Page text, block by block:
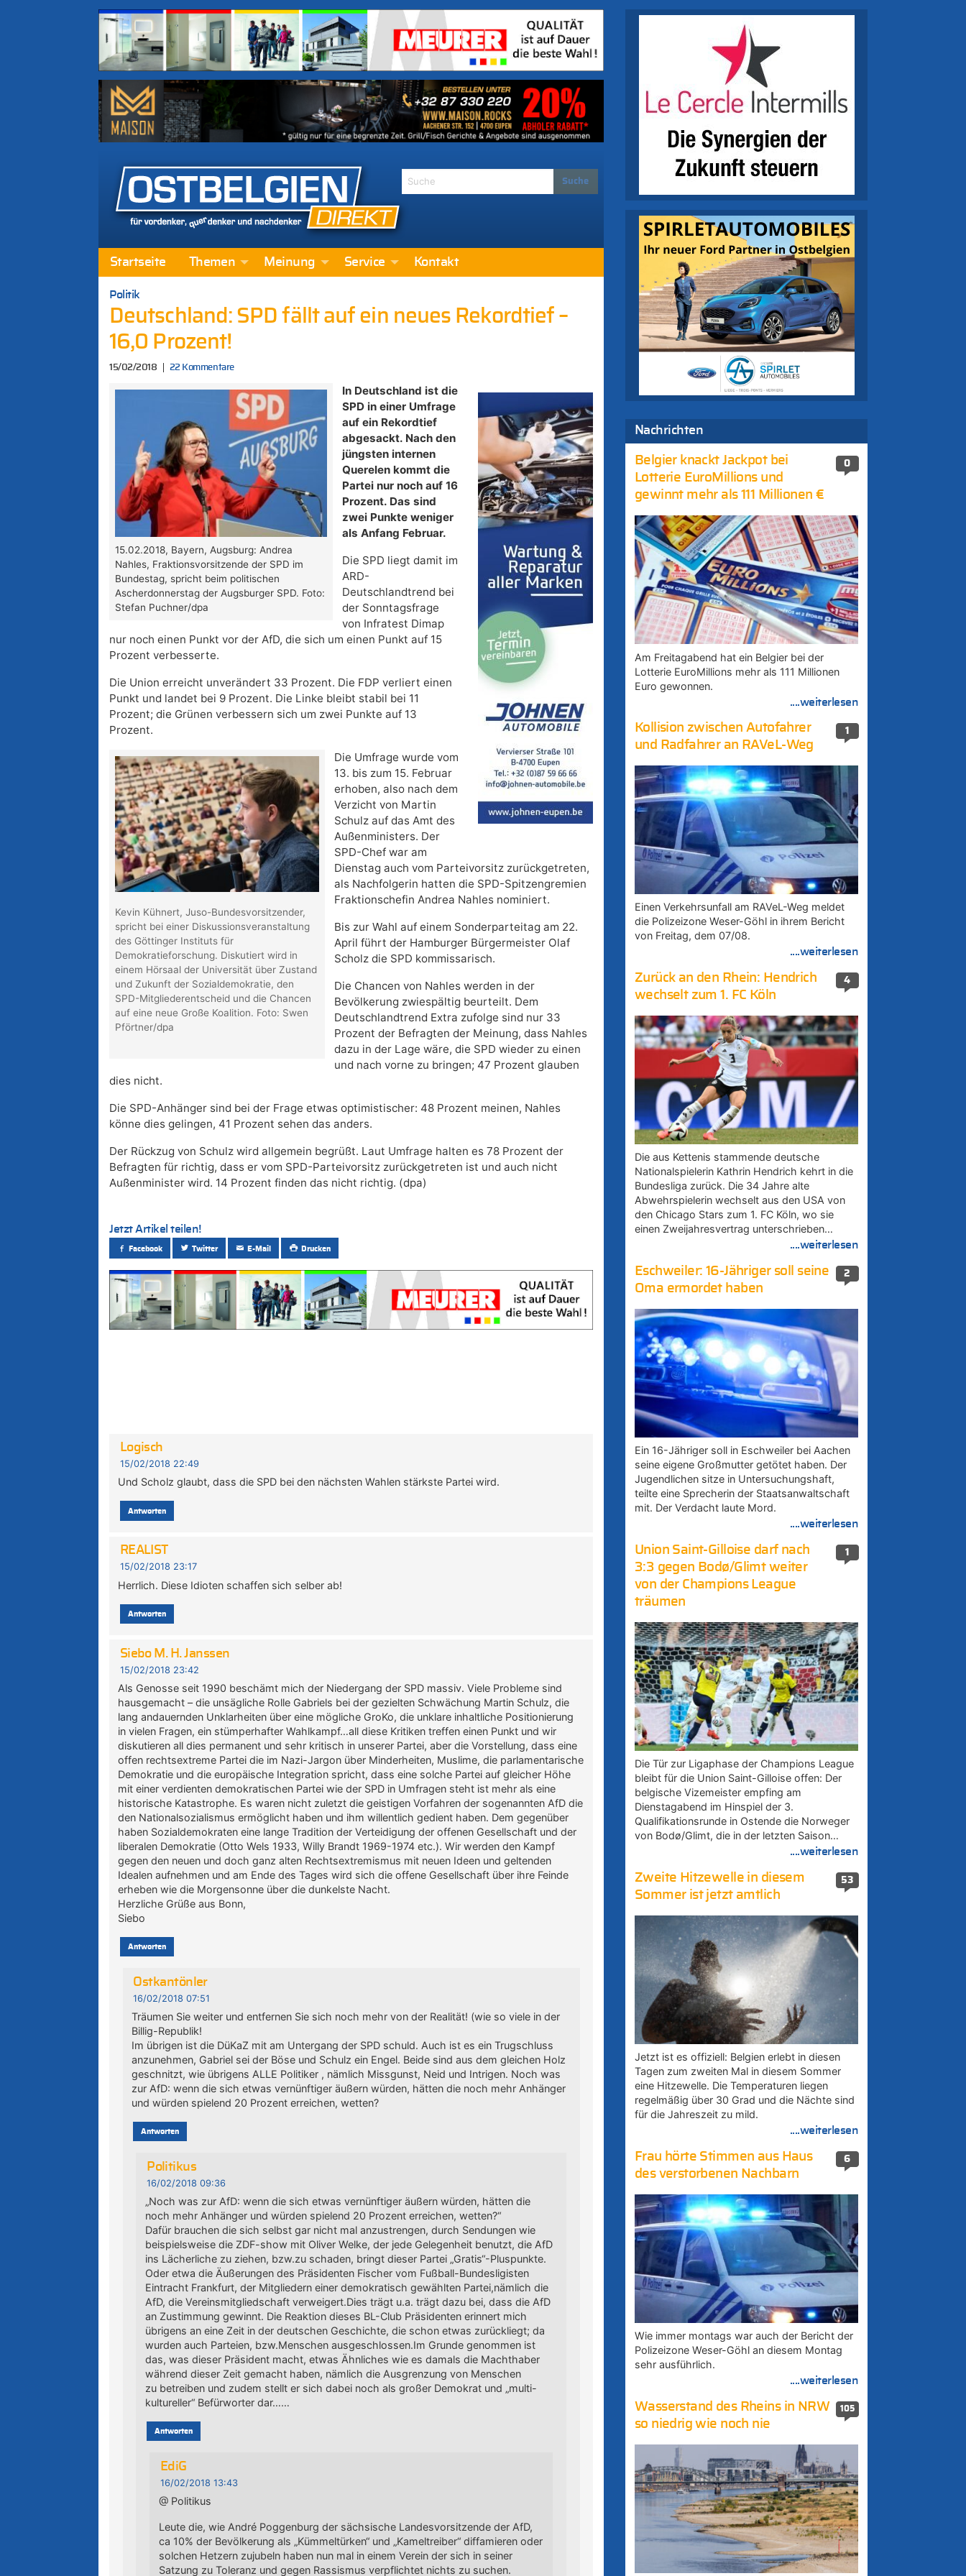
Startseite Themen Meinung Service Kontakt
Politik
Deutschland: SPD fällt auf ein neues Rekordtief –
16,0 Prozent!
15/02/2018 22 Kommentare
15.02.2018, Bayern, Augsburg: Andrea
Nahles, Fraktionsvorsitzende der SPD im
Bundestag, spricht beim politischen
Ascherdonnerstag der Augsburger SPD. Foto:
Stefan Puchner/dpa
In Deutschland ist die
SPD in einer Umfrage
auf ein Rekordtief
abgesackt. Nach den
jüngsten internen
Querelen kommt die
Partei nur noch auf 16
Prozent. Das sind
zwei Punkte weniger
als Anfang Februar.
Die SPD liegt damit im
ARD-
Deutschlandtrend bei
der Sonntagsfrage
von Infratest Dimap
nur noch einen Punkt vor der AfD, die sich um einen Punkt auf 15
Prozent verbesserte.
Die Union erreicht unverändert 33 Prozent. Die FDP verliert einen
Punkt und landet bei 9 Prozent. Die Linke bleibt stabil bei 11
Prozent; die Grünen verbessern sich um zwei Punkte auf 13
Prozent.
Kevin Kühnert, Juso-Bundesvorsitzender,
spricht bei einer Diskussionsveranstaltung
des Göttinger Instituts für
Demokratieforschung. Diskutiert wird in
einem Hörsaal der Universität über Zustand
und Zukunft der Sozialdemokratie, den
SPD-Mitgliederentscheid und die Chancen
auf eine neue Große Koalition. Foto: Swen
Pförtner/dpa
Die Umfrage wurde vom
13. bis zum 15. Februar
erhoben, also nach dem
Verzicht von Martin
Schulz auf das Amt des
Außenministers. Der
SPD-Chef war am
Dienstag auch vom Parteivorsitz zurückgetreten,
als Nachfolgerin hatten die SPD-Spitzengremien
Fraktionschefin Andrea Nahles nominiert.
Bis zur Wahl auf einem Sonderparteitag am 22.
April führt der Hamburger Bürgermeister Olaf
Scholz die SPD kommissarisch.
Die Chancen von Nahles werden in der
Bevölkerung zwiespältig beurteilt. Dem
Deutschlandtrend Extra zufolge sind nur 33
Prozent der Befragten der Meinung, dass Nahles
dazu in der Lage wäre, die SPD wieder zu einen
und nach vorne zu bringen; 47 Prozent glauben
dies nicht.
Die SPD-Anhänger sind bei der Frage etwas optimistischer: 48 Prozent meinen, Nahles
könne dies gelingen, 41 Prozent sehen das anders.
Der Rückzug von Schulz wird allgemein begrüßt. Laut Umfrage halten es 78 Prozent der
Befragten für richtig, dass er vom SPD-Parteivorsitz zurückgetreten ist und auch nicht
Außenminister wird. 14 Prozent finden das nicht richtig. (dpa)
Jetzt Artikel teilen!
Facebook Twitter E-Mail Drucken
Logisch
15/02/2018 22:49
Und Scholz glaubt, dass die SPD bei den nächsten Wahlen stärkste Partei wird.
Antworten
REALIST
15/02/2018 23:17
Herrlich. Diese Idioten schaffen sich selber ab!
Antworten
Siebo M. H. Janssen
15/02/2018 23:42
Als Genosse seit 1990 beschämt mich der Niedergang der SPD massiv. Viele Probleme sind
hausgemacht – die unsägliche Rolle Gabriels bei der gezielten Schwächung Martin Schulz, die
lang andauernden Unklarheiten über eine mögliche GroKo, die unklare inhaltliche Positionierung
in vielen Fragen, ein stümperhafter Wahlkampf…all diese Kritiken treffen einen Punkt und wir
diskutieren all dies permanent und sehr kritisch in unserer Partei, aber die Vorstellung, dass eine
offen rechtsextreme Partei die im Nazi-Jargon über Minderheiten, Muslime, die parlamentarische
Demokratie und die europäische Integration spricht, dass eine solche Partei auf gleicher Höhe
mit einer verdienten demokratischen Partei wie der SPD in Umfragen steht ist mehr als eine
historische Katastrophe. Es waren nicht zuletzt die geistigen Vorfahren der sogenannten AfD die
den Nationalsozialismus ermöglicht haben und ihm willentlich gedient haben. Dem gegenüber
haben Sozialdemokraten eine lange Tradition der Verteidigung der offenen Gesellschaft und der
liberalen Demokratie (Otto Wels 1933, Willy Brandt 1969-1974 etc.). Wir werden den Kampf
gegen den neuen und doch ganz alten Rechtsextremismus mit neuen Ideen und geltenden
Idealen aufnehmen und am Ende des Tages wird sich die offene Gesellschaft über ihre Feinde
erheben wie die Morgensonne über die dunkelste Nacht.
Herzliche Grüße aus Bonn,
Siebo
Antworten
Ostkantönler
16/02/2018 07:51
Träumen Sie weiter und entfernen Sie sich noch mehr von der Realität! (wie so viele in der
Billig-Republik!
Im übrigen ist die DüKaZ mit am Untergang der SPD schuld. Auch ist es ein Trugschluss
anzunehmen, Gabriel sei der Böse und Schulz ein Engel. Beide sind aus dem gleichen Holz
geschnitzt, wie übrigens ALLE Politiker , nämlich Missgunst, Neid und Intrigen. Noch was
zur AfD: wenn die sich etwas vernünftiger äußern würden, hätten die noch mehr Anhänger
und würden spielend 20 Prozent erreichen, wetten?
Antworten
Politikus
16/02/2018 09:36
„Noch was zur AfD: wenn die sich etwas vernünftiger äußern würden, hätten die
noch mehr Anhänger und würden spielend 20 Prozent erreichen, wetten?“
Dafür brauchen die sich selbst gar nicht mal anzustrengen, durch Sendungen wie
beispielsweise die ZDF-show mit Oliver Welke, der jede Gelegenheit benutzt, die AfD
ins Lächerliche zu ziehen, bzw.zu schaden, bringt dieser Partei „Gratis“-Pluspunkte.
Oder etwa die Äußerungen des Präsidenten Fischer vom Fußball-Bundesligisten
Eintracht Frankfurt, der Mitgliedern einer demokratisch gewählten Partei,nämlich die
AfD, die Vereinsmitgliedschaft verweigert.Dies trägt u.a. trägt dazu bei, dass die AfD
an Zustimmung gewinnt. Die Reaktion dieses BL-Club Präsidenten erinnert mich
übrigens an eine Zeit in der deutschen Geschichte, die schon etwas zurückliegt; da
wurden auch Parteien, bzw.Menschen ausgeschlossen.Im Grunde genommen ist
das, was dieser Präsident macht, etwas Ähnliches wie es damals die Machthaber
während dieser Zeit gemacht haben, nämlich die Ausgrenzung von Menschen
zu betreiben und zudem stellt er sich dabei noch als großer Demokrat und „multi-
kultureller“ Befürworter dar……
Antworten
EdiG
16/02/2018 13:43
@ Politikus
Leute die, wie André Poggenburg der sächsische Landesvorsitzende der AfD,
ca 10% der Bevölkerung als „Kümmeltürken“ und „Kameltreiber“ diffamieren oder
solchen Hetzern zujubeln haben nun mal in einem Verein der sich in seiner
Satzung zu Toleranz und gegen Rassismus verpflichtet nichts zu suchen.
Nachrichten
0
Belgier knackt Jackpot bei
Lotterie EuroMillions und
gewinnt mehr als 111 Millionen €
Am Freitagabend hat ein Belgier bei der
Lotterie EuroMillions mehr als 111 Millionen
Euro gewonnen.
....weiterlesen
1
Kollision zwischen Autofahrer
und Radfahrer an RAVeL-Weg
Einen Verkehrsunfall am RAVeL-Weg meldet
die Polizeizone Weser-Göhl in ihrem Bericht
von Freitag, dem 07/08.
....weiterlesen
4
Zurück an den Rhein: Hendrich
wechselt zum 1. FC Köln
Die aus Kettenis stammende deutsche
Nationalspielerin Kathrin Hendrich kehrt in die
Bundesliga zurück. Die 34 Jahre alte
Abwehrspielerin wechselt aus den USA von
den Chicago Stars zum 1. FC Köln, wo sie
einen Zweijahresvertrag unterschrieben…
....weiterlesen
2
Eschweiler: 16-Jähriger soll seine
Oma ermordet haben
Ein 16-Jähriger soll in Eschweiler bei Aachen
seine eigene Großmutter getötet haben. Der
Jugendlichen sitze in Untersuchungshaft,
teilte eine Sprecherin der Staatsanwaltschaft
mit. Der Verdacht laute Mord.
....weiterlesen
1
Union Saint-Gilloise darf nach
3:3 gegen Bodø/Glimt weiter
von der Champions League
träumen
Die Tür zur Ligaphase der Champions League
bleibt für die Union Saint-Gilloise offen: Der
belgische Vizemeister empfing am
Dienstagabend im Hinspiel der 3.
Qualifikationsrunde in Ostende die Norweger
von Bodø/Glimt, die in der letzten Saison…
....weiterlesen
53
Zweite Hitzewelle in diesem
Sommer ist jetzt amtlich
Jetzt ist es offiziell: Belgien erlebt in diesen
Tagen zum zweiten Mal in diesem Sommer
eine Hitzewelle. Die Temperaturen liegen
regelmäßig über 30 Grad und die Nächte sind
für die Jahreszeit zu mild.
....weiterlesen
6
Frau hörte Stimmen aus Haus
des verstorbenen Nachbarn
Wie immer montags war auch der Bericht der
Polizeizone Weser-Göhl an diesem Montag
sehr ausführlich.
....weiterlesen
105
Wasserstand des Rheins in NRW
so niedrig wie noch nie